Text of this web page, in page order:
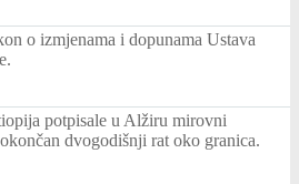
o izmjenama i dopunama Ustava
potpisale u Alžiru mirovni
dvogodišnji rat oko granica.